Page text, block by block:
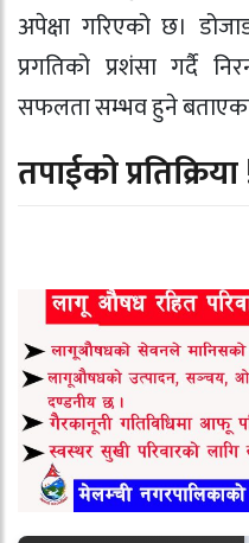
अपेक्षा गरिएको छ।
प्रगतिको प्रशंसा गर्दै
सफलता सम्भव हुने
तपाईको प्रतिक्रिया